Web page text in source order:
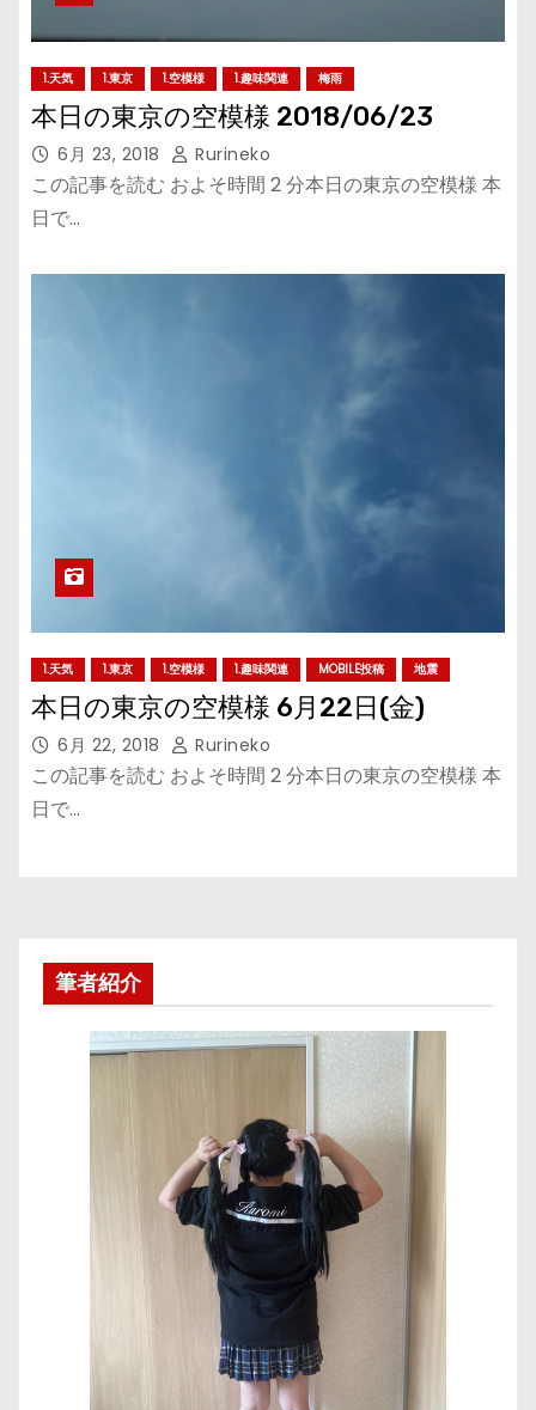
1.天気 1.東京 1.空模様 1.趣味関連 梅雨
本日の東京の空模様 2018/06/23
6月 23, 2018 Rurineko
この記事を読む およそ時間 2 分本日の東京の空模様 本
日で…
1.天気 1.東京 1.空模様 1.趣味関連 MOBILE投稿 地震
本日の東京の空模様 6月22日(金)
6月 22, 2018 Rurineko
この記事を読む およそ時間 2 分本日の東京の空模様 本
日で…
筆者紹介